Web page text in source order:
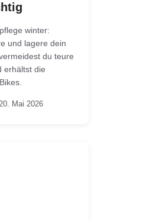
winter:
und lagere dein
du teure
erhältst die
Mai 2026